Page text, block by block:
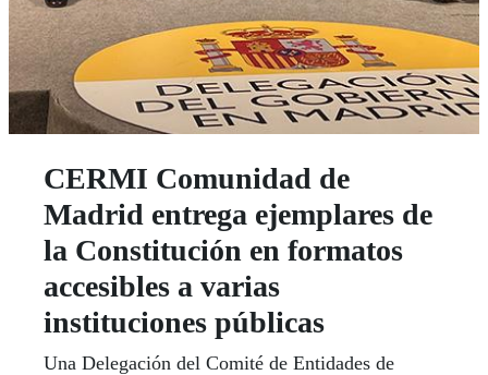
CERMI Comunidad de
Madrid entrega ejemplares de
la Constitución en formatos
accesibles a varias
instituciones públicas
Una Delegación del Comité de Entidades de